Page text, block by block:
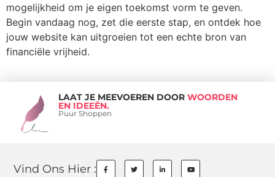
mogelijkheid om je eigen toekomst vorm te geven.
Begin vandaag nog, zet die eerste stap, en ontdek hoe
jouw website kan uitgroeien tot een echte bron van
financiële vrijheid.
LAAT JE MEEVOEREN DOOR WOORDEN
EN IDEEËN.
Puur Shoppen
Vind Ons Hier :